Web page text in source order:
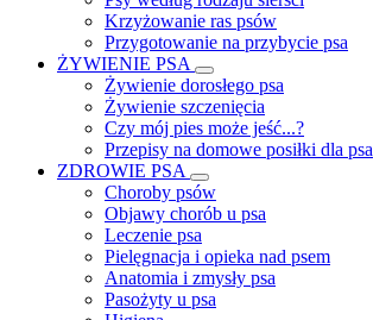
Krzyżowanie ras psów
Przygotowanie na przybycie psa
ŻYWIENIE PSA
Żywienie dorosłego psa
Żywienie szczenięcia
Czy mój pies może jeść...?
Przepisy na domowe posiłki dla psa
ZDROWIE PSA
Choroby psów
Objawy chorób u psa
Leczenie psa
Pielęgnacja i opieka nad psem
Anatomia i zmysły psa
Pasożyty u psa